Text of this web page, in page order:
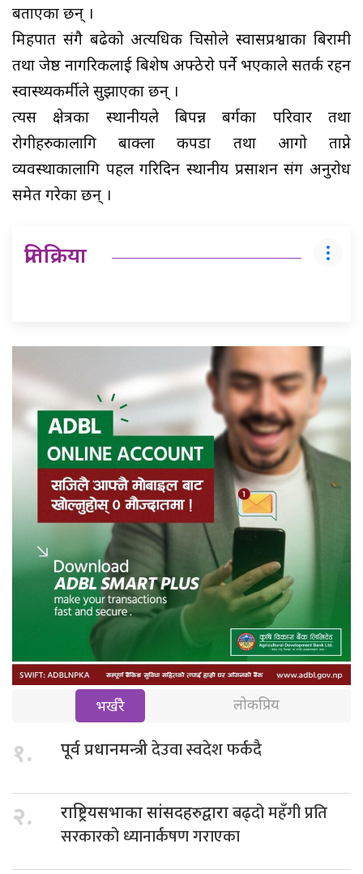
बताएका छन् ।
मिहपात संगै बढेको अत्यधिक चिसोले स्वासप्रश्वाका बिरामी
तथा जेष्ठ नागरिकलाई बिशेष अफ्ठेरो पर्ने भएकाले सतर्क रहन
स्वास्थ्यकर्मीले सुझाएका छन् ।
त्यस क्षेत्रका स्थानीयले बिपन्न बर्गका परिवार तथा
रोगीहरुकालागि बाक्ला कपडा तथा आगो ताप्ने
व्यवस्थाकालागि पहल गरिदिन स्थानीय प्रसाशन संग अनुरोध
समेत गरेका छन् ।
प्रतिक्रिया
भर्खरै लोकप्रिय
१. पूर्व प्रधानमन्त्रीदेउवा स्वदेश फर्कदै
२. राष्ट्रियसभाका सांसदहरुद्वाराबढ्दो महँगी प्रति
सरकारको ध्यानार्कषण गराएका